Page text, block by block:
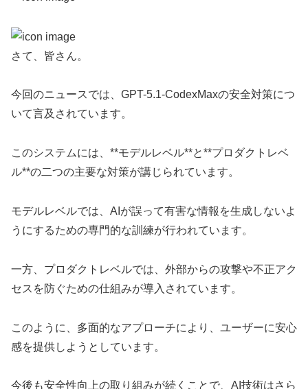
さて、皆さん。
今回のニュースでは、GPT-5.1-CodexMaxの安全対策につ
いて言及されています。
このシステムには、**モデルレベル**と**プロダクトレベ
ル**の二つの主要な対策が講じられています。
モデルレベルでは、AIが誤って有害な情報を生成しないよ
うにするための専門的な訓練が行われています。
一方、プロダクトレベルでは、外部からの攻撃や不正アク
セスを防ぐための仕組みが導入されています。
このように、多面的なアプローチにより、ユーザーに安心
感を提供しようとしています。
今後も安全性向上の取り組みが続くことで、AI技術はさら